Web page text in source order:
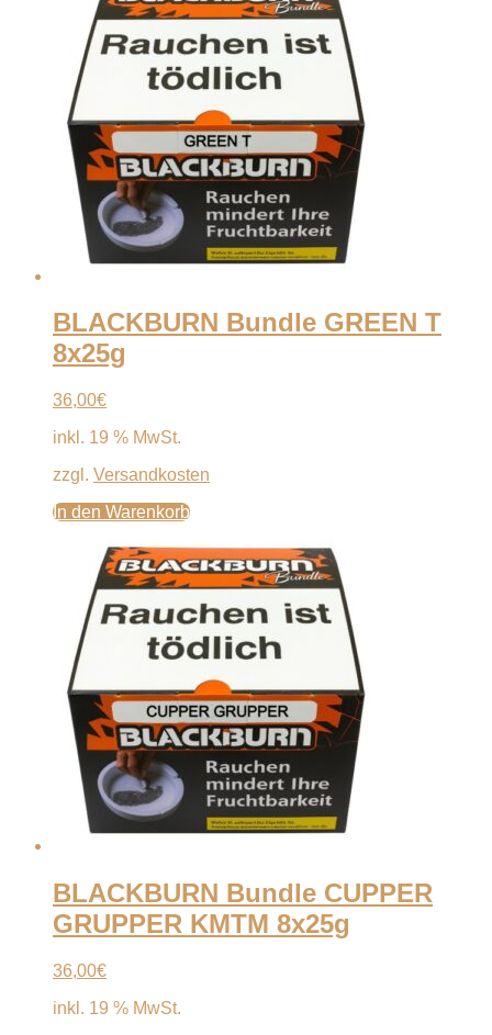
BLACKBURN Bundle GREEN T
8x25g
36,00€
inkl. 19 % MwSt.
zzgl. Versandkosten
In den Warenkorb
BLACKBURN Bundle CUPPER
GRUPPER KMTM 8x25g
36,00€
inkl. 19 % MwSt.